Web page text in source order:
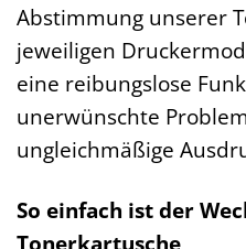
Abstimmung unserer
jeweiligen
eine reibungslose
unerwünschte
ungleichmäßige
So einfach ist der
Tonerkartusche